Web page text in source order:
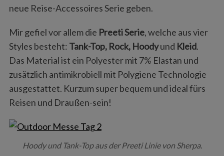
neue Reise-Accessoires Serie geben.
Mir gefiel vor allem die Preeti Serie, welche aus vier
Styles besteht: Tank-Top, Rock, Hoodyund Kleid.
Das Material ist ein Polyester mit 7% Elastan und
zusätzlich antimikrobiell mit Polygiene Technologie
ausgestattet. Kurzum super bequem und ideal fürs
Reisen und Draußen-sein!
Hoody und Tank-Top aus der Preeti Linie von Sherpa.